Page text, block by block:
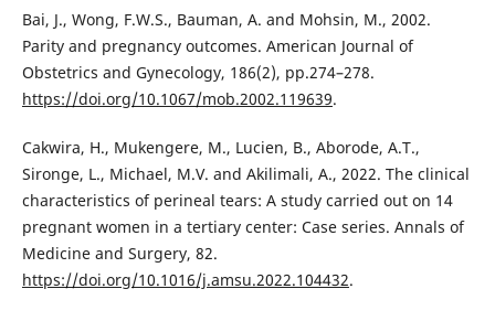
Bai, J., Wong, F.W.S., Bauman, A. and Mohsin, M., 2002.
Parity and pregnancy outcomes. American Journal of
Obstetrics and Gynecology, 186(2), pp.274–278.
https://doi.org/10.1067/mob.2002.119639.
Cakwira, H., Mukengere, M., Lucien, B., Aborode, A.T.,
Sironge, L., Michael, M.V. and Akilimali, A., 2022. The clinical
characteristics of perineal tears: A study carried out on 14
pregnant women in a tertiary center: Case series. Annals of
Medicine and Surgery, 82.
https://doi.org/10.1016/j.amsu.2022.104432.